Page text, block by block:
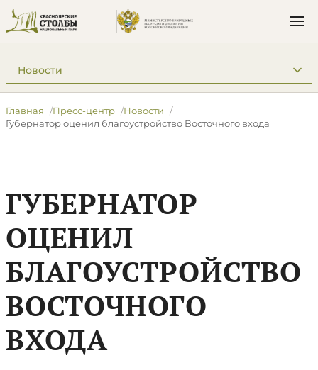
Подразделы: Пресс-центр
Главная Пресс-центр
Новости
​Губернатор оценил благоустройство Восточного входа
​ГУБЕРНАТОР
ОЦЕНИЛ
БЛАГОУСТРОЙСТВО
ВОСТОЧНОГО
ВХОДА